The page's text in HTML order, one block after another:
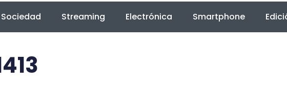
Sociedad Streaming Electrónica Smartphone